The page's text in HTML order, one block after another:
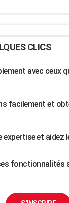
CLICS
avec ceux
facilement et
et aidez
fonctionnalités